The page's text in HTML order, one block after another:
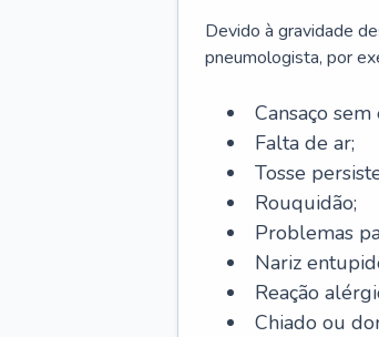
Devido à gravidade
pneumologista, por
Cansaço sem
Falta de ar;
Tosse
Rouquidão;
Problemas
Nariz
Reação
Chiado ou